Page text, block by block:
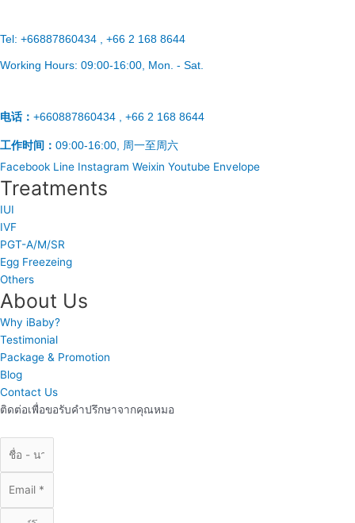
Tel: +66887860434 , +66 2 168 8644
Working Hours: 09:00-16:00 , Mon. - Sat.
电话： +660887860434 , +66 2 168 8644
工作时间： 09:00-16:00, 周一至周六
Facebook Line Instagram Weixin Youtube Envelope
Treatments
IUI
IVF
PGT-A/M/SR
Egg Freezeing
Others
About Us
Why iBaby?
Testimonial
Package & Promotion
Blog
Contact Us
ติดต่อเพื่อขอรับคำปรึกษาจากคุณหมอ